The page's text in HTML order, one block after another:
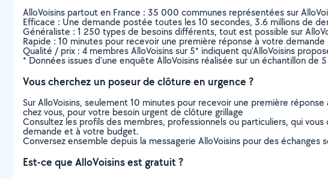
AlloVoisins partout en France : 35 000 communes représentées sur
Efficace : Une demande postée toutes les 10 secondes, 3.6 millions de
Généraliste : 1 250 types de besoins différents, tout est possible sur
Rapide : 10 minutes pour recevoir une première réponse à votre demande
Qualité / prix : 4 membres AlloVoisins sur 5* indiquent qu’AlloVoisins
* Données issues d’une enquête AlloVoisins réalisée sur un échantillon de
Vous cherchez un poseur de clôture en urgence ?
Sur AlloVoisins, seulement 10 minutes pour recevoir une première
chez vous, pour votre besoin urgent de clôture grillage
Consultez les profils des membres, professionnels ou particuliers, qui
demande et à votre budget.
Conversez ensemble depuis la messagerie AlloVoisins pour des
Est-ce que AlloVoisins est gratuit ?